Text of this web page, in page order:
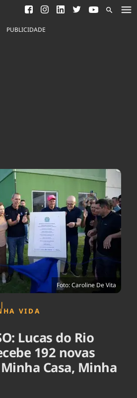
Saneamento
Indicadores
Podcast
Política
Saúde
Tempo
PUBLICIDADE
Foto: Caroline De Vita
|
VIDA
Lucas do Rio
192 novas
Casa, Minha